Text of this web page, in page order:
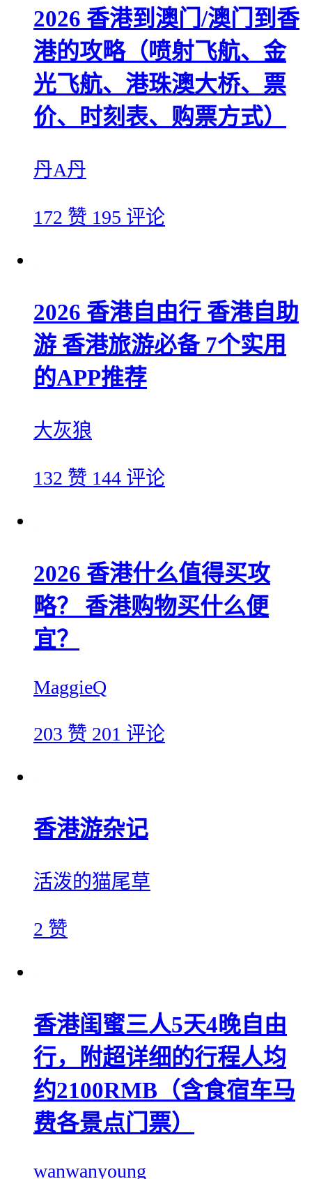
2026 香港到澳门/澳门到香
港的攻略（喷射飞航、金
光飞航、港珠澳大桥、票
价、时刻表、购票方式）
丹A丹
172 赞 195 评论
2026 香港自由行 香港自助
游 香港旅游必备 7个实用
的APP推荐
大灰狼
132 赞 144 评论
2026 香港什么值得买攻
略？ 香港购物买什么便
宜？
MaggieQ
203 赞 201 评论
香港游杂记
活泼的猫尾草
2 赞
香港闺蜜三人5天4晚自由
行，附超详细的行程人均
约2100RMB（含食宿车马
费各景点门票）
wanwanyoung